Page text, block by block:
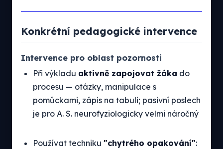
Konkrétní pedagogické intervence
Intervence pro oblast pozornosti
Při výkladu aktivně zapojovat žáka do
procesu — otázky, manipulace s
pomůckami, zápis na tabuli; pasivní poslech
je pro A. S. neurofyziologicky velmi náročný
Používat techniku "chytrého opakování":